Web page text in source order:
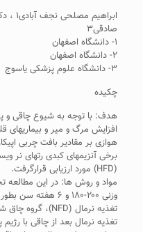
صادقی۳
۱- دانشگاه اصفهان
۲- دانشگاه اصفهان
۳- دانشگاه علوم پزشکی یاسوج
چکیده
هدف: با توجه به شیوع چاقی و
افزایش مرگ و میر و بیماری­های
برخی آنزیم­های کبدی رت­های نر
(HFD) مورد ارزیابی قرارگرفت.